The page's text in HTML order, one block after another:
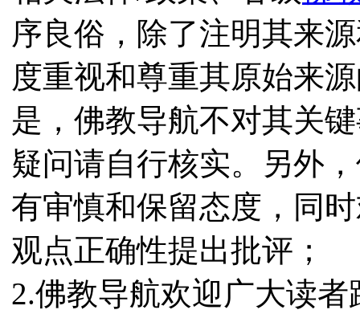
序良俗，除了注明其来
度重视和尊重其原始来
是，佛教导航不对其关
疑问请自行核实。另外
有审慎和保留态度，同
观点正确性提出批评；
2.佛教导航欢迎广大读